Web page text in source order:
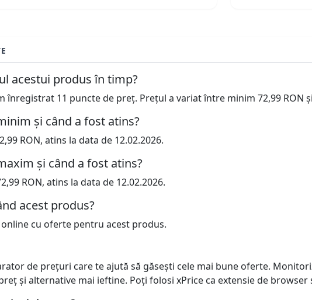
acestui produs în timp?
înregistrat 11 puncte de preț. Prețul a variat între minim 72,99 RON
și când a fost atins?
RON, atins la data de 12.02.2026.
și când a fost atins?
RON, atins la data de 12.02.2026.
acest produs?
cu oferte pentru acest produs.
de prețuri care te ajută să găsești cele mai bune oferte.
și alternative mai ieftine. Poți folosi xPrice ca extensie de